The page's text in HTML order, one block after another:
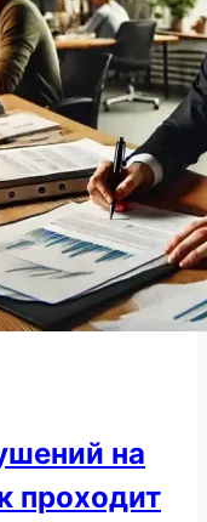
на
проходит